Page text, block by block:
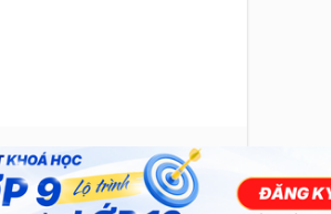
|Chính sách